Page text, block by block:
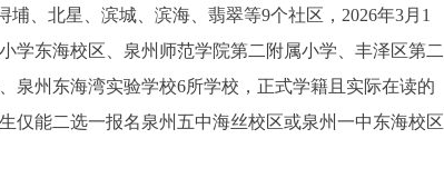
、北星、滨城、滨海、翡翠等9个社区，2026年3月1
学东海校区、泉州师范学院第二附属小学、丰泽区第二
泉州东海湾实验学校6所学校，正式学籍且实际在读的
仅能二选一报名泉州五中海丝校区或泉州一中东海校区